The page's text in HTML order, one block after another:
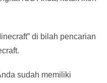
di bilah pencarian
sudah memiliki